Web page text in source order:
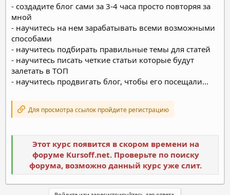
- создадите блог сами за 3-4 часа просто повторяя за
мной
- научитесь на нем зарабатывать всеми возможными
способами
- научитесь подбирать правильные темы для статей
- научитесь писать четкие статьи которые будут
залетать в ТОП
- научитесь продвигать блог, чтобы его посещали...
Для просмотра ссылок пройдите регистрацию
Этот курс появится в скором времени на
форуме Kursoff.net. Проверьте по поиску
форума, возможно данный курс уже слит.